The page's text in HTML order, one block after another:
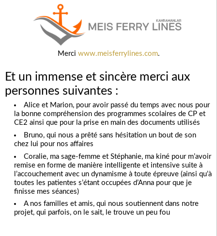
Merci www.meisferrylines.com.
Et un immense et sincère merci aux
personnes suivantes :
Alice et Marion, pour avoir passé du temps avec nous pour
la bonne compréhension des programmes scolaires de CP et
CE2 ainsi que pour la prise en main des documents utilisés
Bruno, qui nous a prêté sans hésitation un bout de son
chez lui pour nos affaires
Coralie, ma sage-femme et Stéphanie, ma kiné pour m’avoir
remise en forme de manière intelligente et intensive suite à
l’accouchement avec un dynamisme à toute épreuve (ainsi qu’à
toutes les patientes s’étant occupées d’Anna pour que je
finisse mes séances)
A nos familles et amis, qui nous soutiennent dans notre
projet, qui parfois, on le sait, le trouve un peu fou